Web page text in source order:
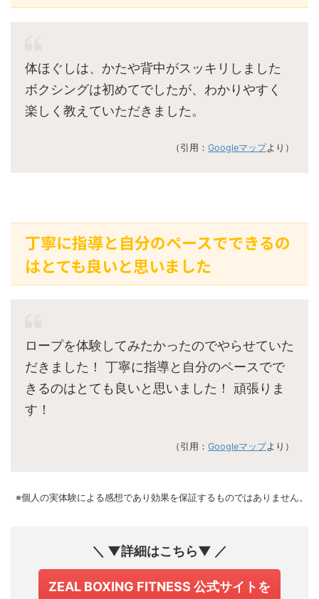
体ほぐしは、かたや背中がスッキリしました
ボクシングは初めてでしたが、わかりやすく
楽しく教えていただきました。
（引用： Googleマップより）
丁寧に指導と自分のペースでできるの
はとても良いと思いました
ロープを体験してみたかったのでやらせていた
だきました！ 丁寧に指導と自分のペースでで
きるのはとても良いと思いました！ 頑張りま
す！
（引用： Googleマップより）
※個人の実体験による感想であり効果を保証するものではありません。
＼ ▼詳細はこちら▼ ／
ZEAL BOXING FITNESS 公式サイトを